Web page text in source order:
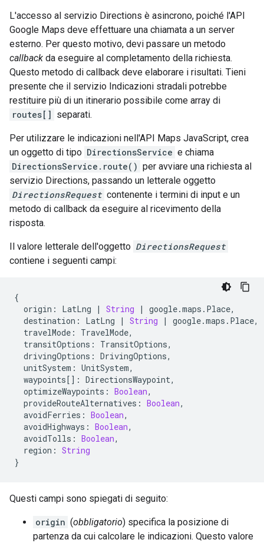
L'accesso al servizio Directions è asincrono, poiché l'API
Google Maps deve effettuare una chiamata a un server
esterno. Per questo motivo, devi passare un metodo
callback da eseguire al completamento della richiesta.
Questo metodo di callback deve elaborare i risultati. Tieni
presente che il servizio Indicazioni stradali potrebbe
restituire più di un itinerario possibile come array di
routes[]
separati.
Per utilizzare le indicazioni nell'API Maps JavaScript, crea
un oggetto di tipo DirectionsService e chiama
DirectionsService.route() per avviare una richiesta al
servizio Directions, passando un letterale oggetto
DirectionsRequest contenente i termini di input e un
metodo di callback da eseguire al ricevimento della
risposta.
Il valore letterale dell'oggetto DirectionsRequest
contiene i seguenti campi:
{
origin : LatLng | String | google.maps . Place,
destination : LatLng | String | google.maps . Place,
travelMode : TravelMode,
transitOptions : TransitOptions,
drivingOptions : DrivingOptions,
unitSystem : UnitSystem,
waypoints [] : DirectionsWaypoint,
optimizeWaypoints : Boolean,
provideRouteAlternatives : Boolean,
avoidFerries : Boolean,
avoidHighways : Boolean,
avoidTolls : Boolean,
region : String
}
Questi campi sono spiegati di seguito:
origin (obbligatorio) specifica la posizione di
partenza da cui calcolare le indicazioni. Questo valore